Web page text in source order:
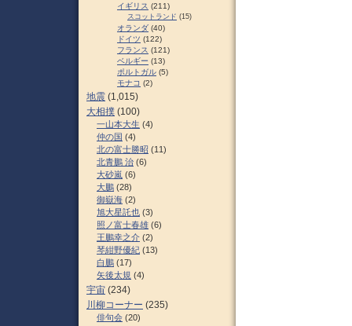
イギリス (211)
スコットランド (15)
オランダ (40)
ドイツ (122)
フランス (121)
ベルギー (13)
ポルトガル (5)
モナコ (2)
地震 (1,015)
大相撲 (100)
一山本大生 (4)
仲の国 (4)
北の富士勝昭 (11)
北青鵬 治 (6)
大砂嵐 (6)
大鵬 (28)
御嶽海 (2)
旭大星託也 (3)
照ノ富士春雄 (6)
王鵬幸之介 (2)
琴紺野優紀 (13)
白鵬 (17)
矢後太規 (4)
宇宙 (234)
川柳コーナー (235)
俳句会 (20)